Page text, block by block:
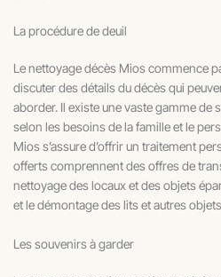
La procédure de deuil
Le nettoyage décès Mios commence
discuter des détails du décès qui
aborder. Il existe une vaste gamme de
selon les besoins de la famille et le
Mios s’assure d’offrir un traitement
offerts comprennent des offres de
nettoyage des locaux et des objets
et le démontage des lits et autres
Les souvenirs à garder